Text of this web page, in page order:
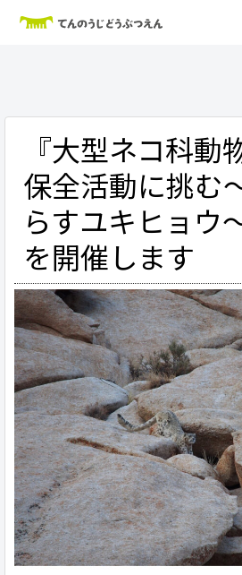
『大型ネコ科動
保全活動に挑む
らすユキヒョウ
を開催します